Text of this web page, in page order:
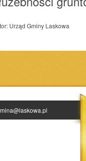
Urząd Gminy Laskowa